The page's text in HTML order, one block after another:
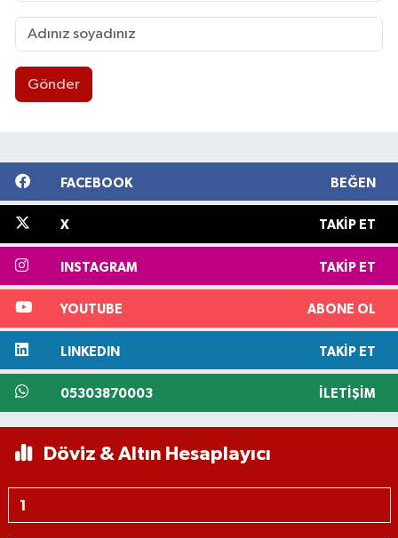
Gönder
FACEBOOK BEĞEN
X TAKIP ET
INSTAGRAM TAKIP ET
YOUTUBE ABONE OL
LINKEDIN TAKIP ET
05303870003 İLETIŞIM
Döviz & Altın Hesaplayıcı